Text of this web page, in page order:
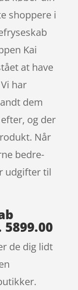
shoppere i
Kai
at have
har
dem
og der
Når
bedre-
udgifter til
de dig lidt